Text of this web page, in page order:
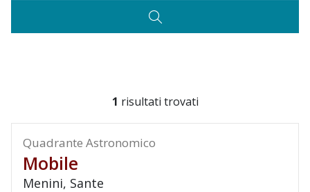
CERCA
1 risultati trovati
Quadrante Astronomico
Mobile
Menini, Sante